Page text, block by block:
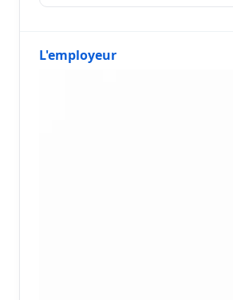
L'employeur